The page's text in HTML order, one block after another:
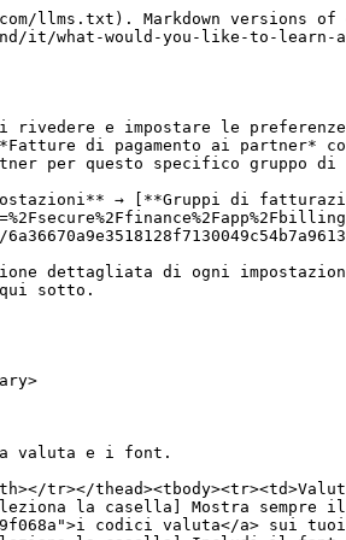
per mese dell'evento nel corpo del riepilogo, seleziona questa voce per condensare le informazioni fornite nel riepilogo.</li><li>Seleziona <img src="/files/cec8fb6b06bdba97a0f302d45d30862de79a5365" alt=""> <strong>[Casella di controllo] Includi gli ID fiscali dei partner nel riepilogo</strong> se desideri che gli ID fiscali indiretti dei partner appaiano nei tuoi riepiloghi mensili.</li><li>Seleziona <img src="/files/cec8fb6b06bdba97a0f302d45d30862de79a5365" alt=""> <strong>[Casella di controllo] Includi un margine di sicurezza di finanziamento di</strong> e inserisci una percentuale per includere un margine di sicurezza di finanziamento. Questo garantisce che il tuo account rimanga sufficientemente finanziato, prevenendo potenziali interruzioni nei pagamenti ai partner causate da fluttuazioni impreviste delle transazioni, conversioni di valuta o commissioni aggiuntive.</li></ul></td></tr><tr><td>Programmazioni del riepilogo raggruppate per</td><td><p>Seleziona se raggruppare le programmazioni del tuo riepilogo mensile per <strong>Partner</strong>, <strong>Tipo di evento e partner</strong>, oppure per <strong>Campagna</strong>.<br></p><p>Raggruppare i tuoi costi per <em>Tipo di evento e partner</em> ti aiuterà a vedere quanto ti stanno costando i diversi metodi di tracciamento (ad es., CPC vs vendita online/CPA vs download da dispositivi mobili).<br></p><p>Raggruppare i tuoi <em>costi per campagna</em> ti aiuterà a vedere tutti i costi dei partner per ciascuna campagna. Se alcuni costi dei partner non sono associati a una campagna, vengono allocati alla <em>Evergreen</em> riga della campagna.</p></td></tr><tr><td>Mese GAAP personalizzato</td><td><p>Seleziona <img src="/files/bcb6da087265fb9beef85997a54e50203691b8d1" alt=""> <strong>[Attiva]</strong> per configurare in quale giorno del mese verrà generato il tuo insieme di fatture mensili per i pagamenti ai partner.<br></p><p>Nelle fatture